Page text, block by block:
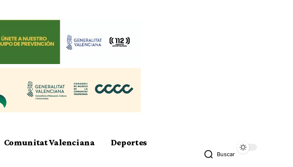
Comunitat Valenciana Deportes
Buscar